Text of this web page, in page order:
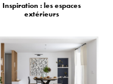
Inspiration : les espaces
extérieurs